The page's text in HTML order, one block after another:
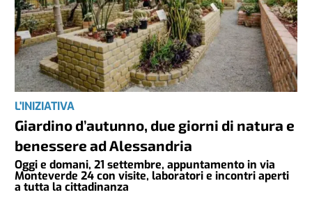
L'INIZIATIVA
Giardino d’autunno, due giorni di natura e
benessere ad Alessandria
Oggi e domani, 21 settembre, appuntamento in via
Monteverde 24 con visite, laboratori e incontri aperti
a tutta la cittadinanza